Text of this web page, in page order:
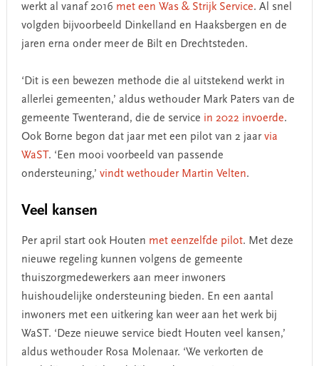
werkt al vanaf 2016 met een Was & Strijk Service. Al snel
volgden bijvoorbeeld Dinkelland en Haaksbergen en de
jaren erna onder meer de Bilt en Drechtsteden.
‘Dit is een bewezen methode die al uitstekend werkt in
allerlei gemeenten,’ aldus wethouder Mark Paters van de
gemeente Twenterand, die de service in 2022 invoerde.
Ook Borne begon dat jaar met een pilot van 2 jaarvia
WaST. ‘Een mooi voorbeeld van passende
ondersteuning,’ vindt wethouder Martin Velten.
Veel kansen
Per april start ook Houten met eenzelfde pilot. Met deze
nieuwe regeling kunnen volgens de gemeente
thuiszorgmedewerkers aan meer inwoners
huishoudelijke ondersteuning bieden. En een aantal
inwoners met een uitkering kan weer aan het werk bij
WaST. ‘Deze nieuwe service biedt Houten veel kansen,’
aldus wethouder Rosa Molenaar. ‘We verkorten de